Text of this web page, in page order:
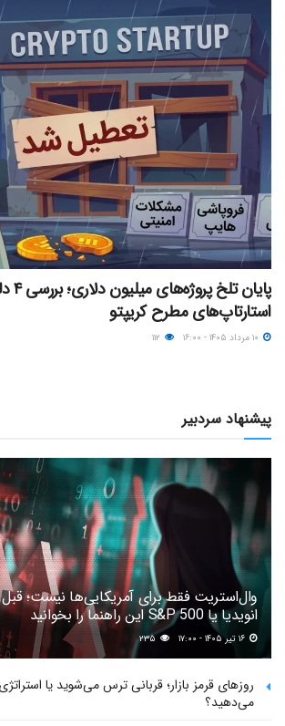
استارتاپ‌های مطرح کریپتو
پیشنهاد سردبیر
وال‌استریت فقط برای آمریکایی‌ها نیست؛ قبل
انویدیا یا S&P 500 این راهنما را بخوانید
۲۳۵
روزهای قرمز بازار؛ قربانی ترس می‌شوید یا
می‌دهید؟